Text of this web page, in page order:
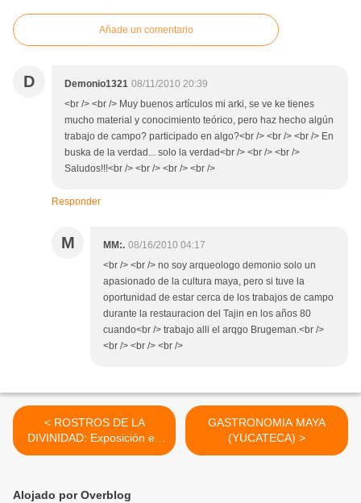
Añade un comentario
D Demonio1321 08/11/2010 20:39
<br /> <br /> Muy buenos artículos mi arki, se ve ke tienes
mucho material y conocimiento teórico, pero haz hecho algún
trabajo de campo? participado en algo?<br /> <br /> <br /> En
buska de la verdad... solo la verdad<br /> <br /> <br />
Saludos!!!<br /> <br /> <br /> <br />
Responder
M MM:. 08/16/2010 04:17
<br /> <br /> no soy arqueologo demonio solo un
apasionado de la cultura maya, pero si tuve la
oportunidad de estar cerca de los trabajos de campo
durante la restauracion del Tajin en los años 80
cuando<br /> trabajo alli el arqgo Brugeman.<br />
<br /> <br /> <br />
< ROSTROS DE LA
DIVINIDAD: Exposición en
el Museo Nacional de
GASTRONOMIA MAYA
(YUCATECA) >
Alojado por Overblog